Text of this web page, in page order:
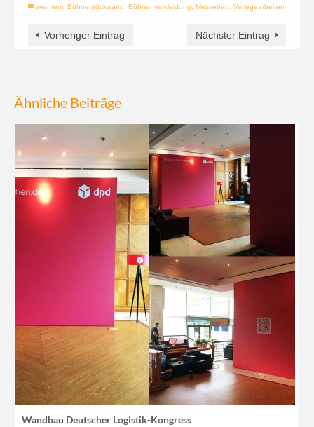
aventem Bühnenrückwand Bühnenverkleidung Messebau Verlegearbeiten
Vorheriger Eintrag Nächster Eintrag
Ähnliche Beiträge
Wandbau Deutscher Logistik-Kongress